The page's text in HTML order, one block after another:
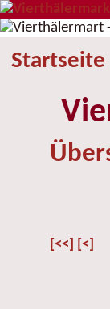
Startseite
[<<] [<]